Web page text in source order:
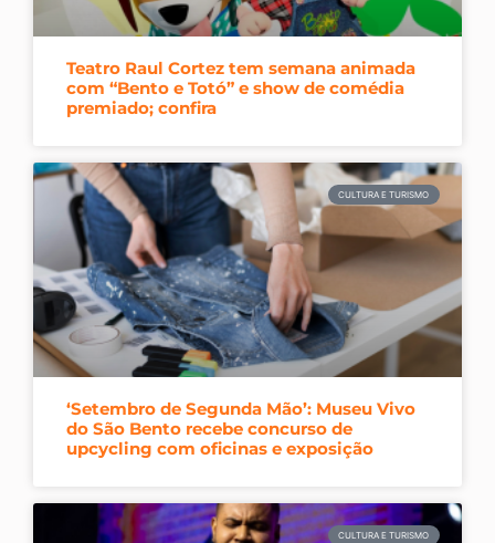
Teatro Raul Cortez tem semana animada
com “Bento e Totó” e show de comédia
premiado; confira
CULTURA E TURISMO
‘Setembro de Segunda Mão’: Museu Vivo
do São Bento recebe concurso de
upcycling com oficinas e exposição
CULTURA E TURISMO